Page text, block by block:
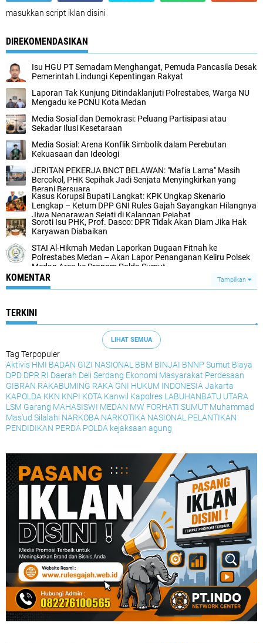
masukkan script iklan disini
DIREKOMENDASIKAN
Isu HGU PT Semadam Menghangat, Pemuda Pancasila Desak
Pemerintah Lindungi Kepentingan Rakyat
Laporan Tak Kunjung Ditindaklanjuti Polrestabes, Warga NU
Mengadu ke PCNU Kota Medan
Media Sosial dan Demokrasi: Peluang Partisipasi atau
Sekadar Ilusi Kesetaraan
Media Sosial: Arena Konflik Simbolik dalam Perebutan
Kekuasaan dan Ideologi
JERITAN PEKERJA BNCT BELAWAN: "Mafia Lama" Masih
Bercokol, PHK Sepihak Jadi Senjata Menyingkirkan yang
Berani Bersuara
Kasus Korupsi Bupati Langkat: KPK Ungkap Skenario
Lengkap – Ketum DPP GNI Rules Gajah Sayangkan Hilangnya
Jiwa Negarawan Sejati di Kalangan Pejabat
Soroti Isu PHK, Prof. Dasco: DPR Tidak Akan Diam Jika Hak
Karyawan Diabaikan
STAI Al-Hikmah Medan Laporkan Dugaan Fitnah ke
Polrestabes Medan – Akan Lapor Penanganan Keliru Polsek
Medan Area ke Propam Polda Sumut
KOMENTAR Tampilkan
TERKINI
LIHAT SEMUA
Tag Terpopuler
Aktivis HMI BADAN GIZI NASIONAL BBM BINJAI BNNP Sumut Biaya
DPD DPR RI Daerah Deli Serdang Ekonomi Masyarakat Perdesaan
GIBRAN RAKABUMING RAKA GNI HUKUM INDONESIAJakarta
KAPOLDA KKN KNPI KOTA Kanwil Kapolres LABUHANBATU UTARA
LSM Garang MAHASISWI MEDAN MW FORHATI SUMUT Muhammad
Mas'ud Silalahi NARKOBA NARKOTIKA NASIONAL PELANTIKAN
PENDIDIKAN PERDA POLDA kejaksaan agung